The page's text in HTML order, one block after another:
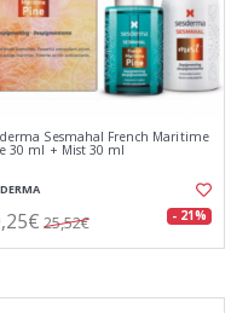
Sesmahal French Maritime
30 ml + Mist 30 ml
25,52€ - 21%